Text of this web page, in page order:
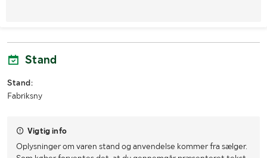
Stand
Stand:
Fabriksny
Vigtig info
Oplysninger om varen stand og anvendelse kommer fra sælger.